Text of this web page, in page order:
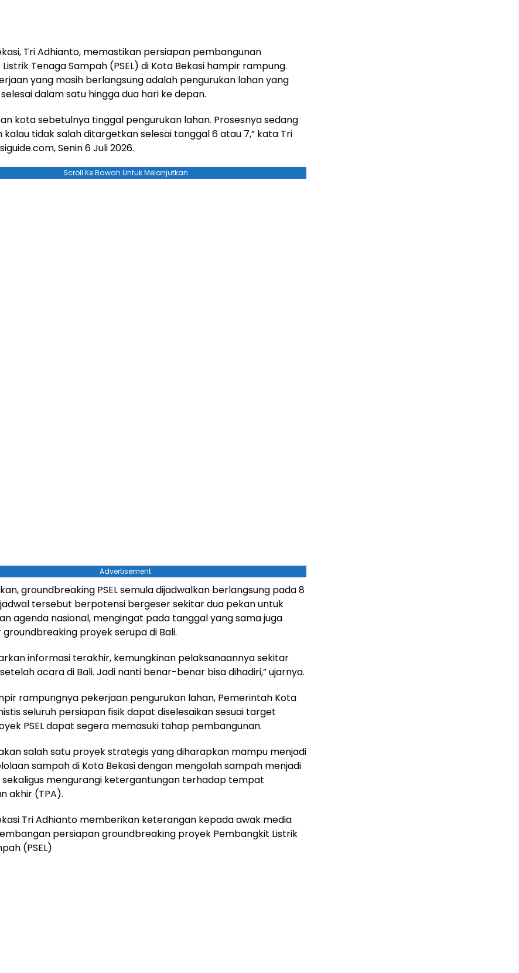
Tri Adhianto, memastikan persiapan pembangunan
Tenaga Sampah (PSEL) di Kota Bekasi hampir rampung.
yang masih berlangsung adalah pengurukan lahan yang
dalam satu hingga dua hari ke depan.
kota sebetulnya tinggal pengurukan lahan. Prosesnya sedang
kalau tidak salah ditargetkan selesai tanggal 6 atau 7,” kata Tri
Senin 6 Juli 2026.
Scroll Ke Bawah Untuk Melanjutkan
Advertisement
groundbreaking PSEL semula dijadwalkan berlangsung pada 8
jadwal tersebut berpotensi bergeser sekitar dua pekan untuk
agenda nasional, mengingat pada tanggal yang sama juga
proyek serupa di Bali.
informasi terakhir, kemungkinan pelaksanaannya sekitar
acara di Bali. Jadi nanti benar-benar bisa dihadiri,” ujarnya.
rampungnya pekerjaan pengurukan lahan, Pemerintah Kota
seluruh persiapan fisik dapat diselesaikan sesuai target
PSEL dapat segera memasuki tahap pembangunan.
salah satu proyek strategis yang diharapkan mampu menjadi
sampah di Kota Bekasi dengan mengolah sampah menjadi
sekaligus mengurangi ketergantungan terhadap tempat
akhir (TPA).
Tri Adhianto memberikan keterangan kepada awak media
persiapan groundbreaking proyek Pembangkit Listrik
(PSEL)